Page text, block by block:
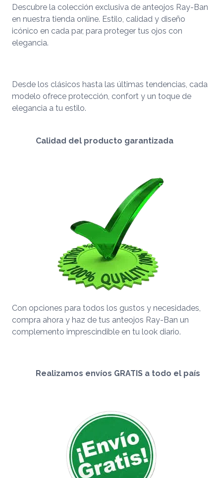
Descubre la colección exclusiva de anteojos Ray-Ban
en nuestra tienda online. Estilo, calidad y diseño
icónico en cada par, para proteger tus ojos con
elegancia.
Desde los clásicos hasta las últimas tendencias, cada
modelo ofrece protección, confort y un toque de
elegancia a tu estilo.
Calidad del producto garantizada
Con opciones para todos los gustos y necesidades,
compra ahora y haz de tus anteojos Ray-Ban un
complemento imprescindible en tu look diario.
Realizamos envíos GRATIS a todo el país